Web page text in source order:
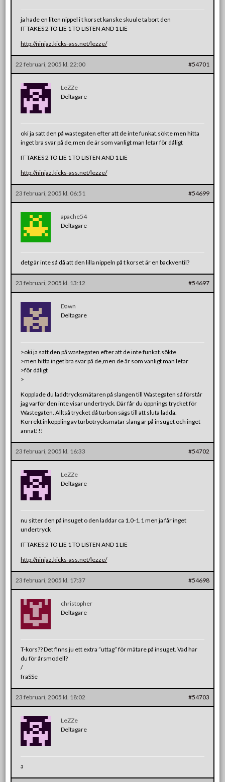
ja hade en liten nippel i t korset kanske skuule ta bort den
IT TAKES 2 TO LIE 1 TO LISTEN AND 1 LIE
http://ninjaz.kicks-ass.net/lezze/
22 februari, 2005 kl. 22:00 #54701
LeZZe
Deltagare
oki ja satt den på wastegaten efter att de inte funkat.sökte men hitta
inget bra svar på de,men de är som vanligt man letar för dåligt
IT TAKES 2 TO LIE 1 TO LISTEN AND 1 LIE
http://ninjaz.kicks-ass.net/lezze/
23 februari, 2005 kl. 06:51 #54699
apache54
Deltagare
detg är inte så då att den lilla nippeln på t korset är en backventil?
23 februari, 2005 kl. 13:12 #54697
Dawn
Deltagare
>oki ja satt den på wastegaten efter att de inte funkat.sökte
>men hitta inget bra svar på de,men de är som vanligt man letar
>för dåligt
>
Kopplade du laddtrycksmätaren på slangen till Wastegaten så förstår
jag varför den inte visar undertryck. Där får du öppnings trycket för
Wastegaten. Alltså trycket då turbon sägs till att sluta ladda.
Korrekt inkoppling av turbotrycksmätar slang är på insuget och inget
annat!!!
23 februari, 2005 kl. 16:33 #54702
LeZZe
Deltagare
nu sitter den på insuget o den laddar ca 1.0-1.1 men ja får inget
undertryck
IT TAKES 2 TO LIE 1 TO LISTEN AND 1 LIE
http://ninjaz.kicks-ass.net/lezze/
23 februari, 2005 kl. 17:37 #54698
christopher
Deltagare
T-kors?? Det finns ju ett extra ”uttag” för mätare på insuget. Vad har
du för årsmodell?
/
fraSSe
23 februari, 2005 kl. 18:02 #54703
LeZZe
Deltagare
a